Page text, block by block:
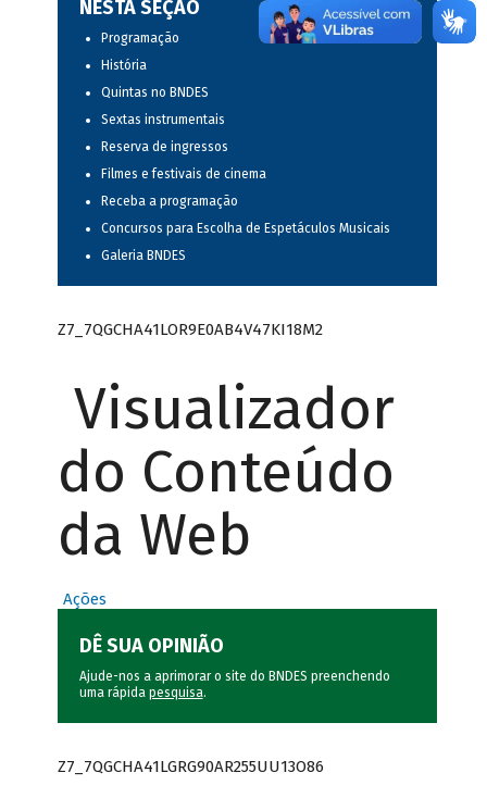
NESTA SEÇÃO
Programação
História
Quintas no BNDES
Sextas instrumentais
Reserva de ingressos
Filmes e festivais de cinema
Receba a programação
Concursos para Escolha de Espetáculos Musicais
Galeria BNDES
Z7_7QGCHA41LOR9E0AB4V47KI18M2
Visualizador
do Conteúdo
da Web
Ações
DÊ SUA OPINIÃO
Ajude-nos a aprimorar o site do BNDES preenchendo
uma rápida pesquisa.
Z7_7QGCHA41LGRG90AR255UU13O86